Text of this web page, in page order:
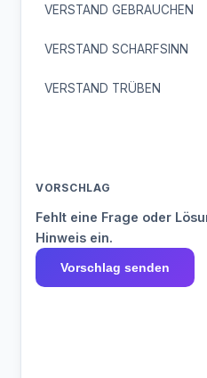
VERSTAND GEBRAUCHEN
VERSTAND SCHARFSINN
VERSTAND TRÜBEN
VORSCHLAG
Fehlt eine Frage oder
Hinweis ein.
Vorschlag senden